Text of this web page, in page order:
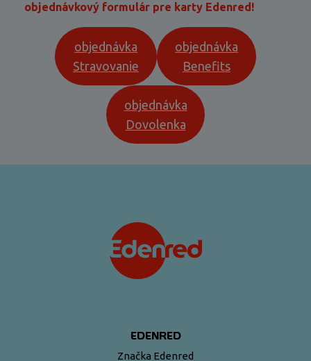
objednávkový formulár pre karty Edenred!
objednávka
Stravovanie
objednávka
Benefits
objednávka
Dovolenka
EDENRED
Značka Edenred